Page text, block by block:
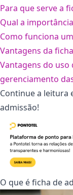
Para que serve a
Qual a
Como funciona
Vantagens da
Vantagens do uso
gerenciamento
Continue a leitura
admissão!
O que é ficha de